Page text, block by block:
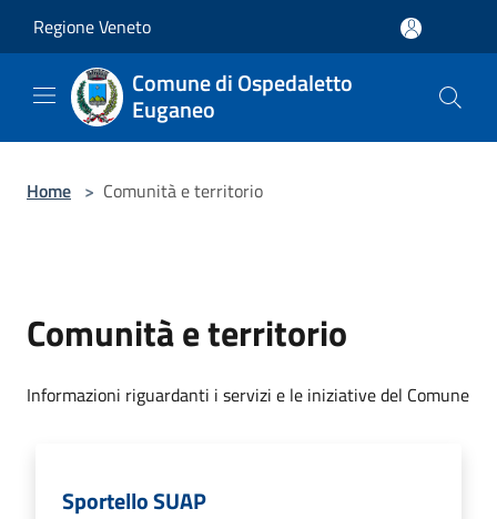
Regione Veneto
Comune di Ospedaletto
Euganeo
Home > Comunità e territorio
Comunità e territorio
Informazioni riguardanti i servizi e le iniziative del Comune
Sportello SUAP